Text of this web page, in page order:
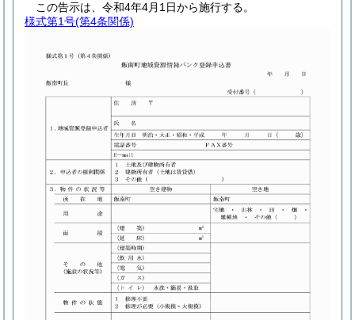
この告示は、令和4年4月1日から施行する。
様式第1号(第4条関係)